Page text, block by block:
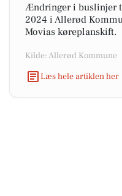
Ændringer i buslinjer
2024 i Allerød
Movias køreplanskift.
Kilde: Allerød Kommune
Læs hele artiklen her